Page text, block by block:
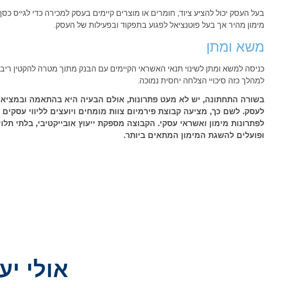
בעל העסק יכול להציע ציוד, חומרים או מוצרים קיימים בעסק למכירה כדי לגייס
מימון מהיר אך בעל פוטנציאל לפגוע בתפקוד ובפעילות של העסק.
משא ומתן
כניסה למשא ומתן לשינוי תנאי האשראי הקיימים עם הבנק מתוך מטרה להקטין
למהלך כזה סיכויי הצלחה יחסית נמוכה.
בשורה התחתונה, יש לא מעט פתרונות, אולם הבעיה היא בהתאמה
לעסק. לשם כך, מציעה קבוצת פירמיום צוות מומחים ויועצים לליווי עסקים
לפתרונות מימון ואשראי עסקי. הקבוצה מספקת ייעוץ אובייקטיבי, בלתי
ופועלים להשגת המימון המתאים ביותר.
אולי